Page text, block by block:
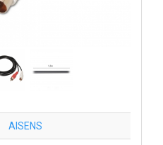
AISENS